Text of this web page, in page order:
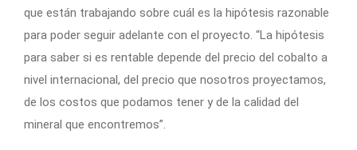
que están trabajando sobre cuál es la hipótesis razonable
para poder seguir adelante con el proyecto. “La hipótesis
para saber si es rentable depende del precio del cobalto a
nivel internacional, del precio que nosotros proyectamos,
de los costos que podamos tener y de la calidad del
mineral que encontremos”.